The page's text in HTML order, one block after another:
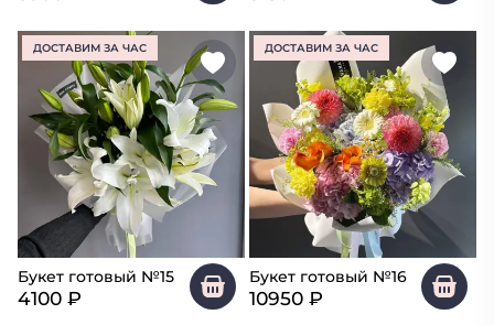
ДОСТАВИМ ЗА ЧАС
Букет готовый №15
4100 ₽
ДОСТАВИМ ЗА ЧАС
Букет готовый №16
10950 ₽